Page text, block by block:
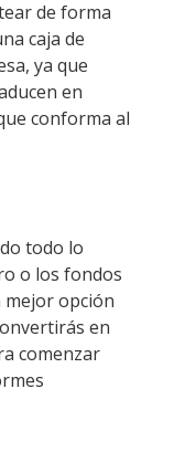
de forma
caja de
ya que
en
conforma al
todo lo
o los fondos
mejor opción
en
comenzar